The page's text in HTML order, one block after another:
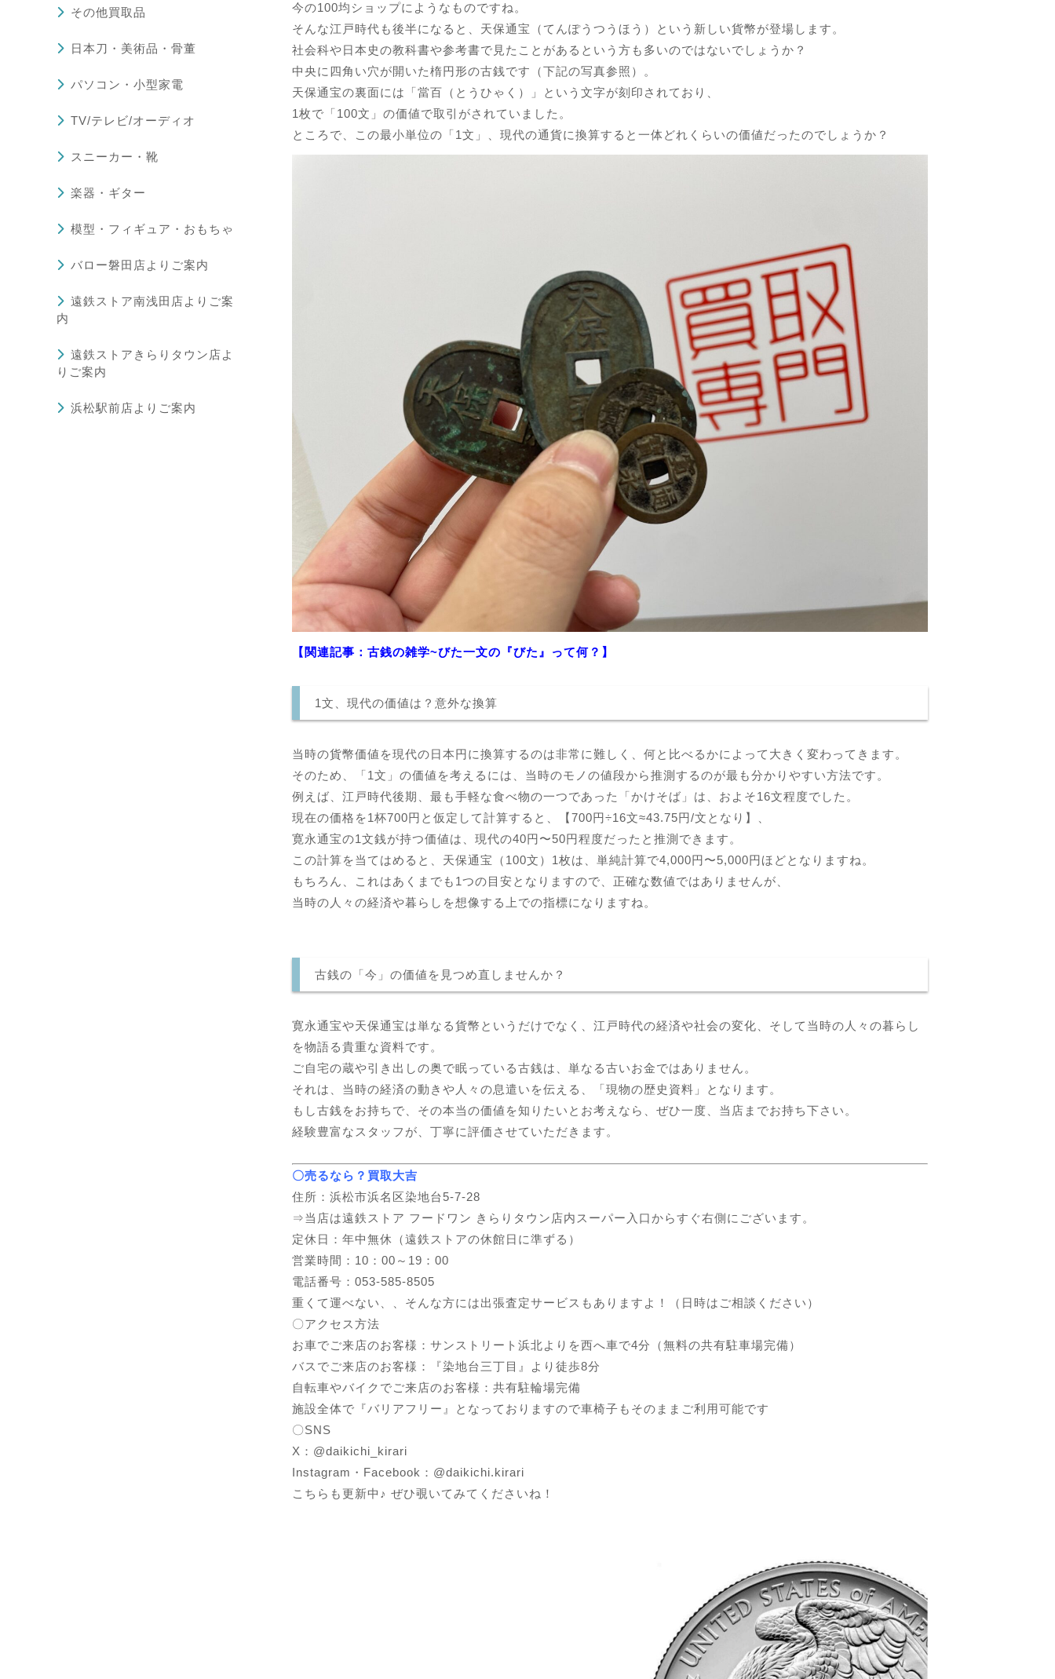
今の100均ショップにようなものですね。
そんな江戸時代も後半になると、天保通宝（てんぽうつうほう）という新しい貨幣が登場します。
社会科や日本史の教科書や参考書で見たことがあるという方も多いのではないでしょうか？
中央に四角い穴が開いた楕円形の古銭です（下記の写真参照）。
天保通宝の裏面には「當百（とうひゃく）」という文字が刻印されており、
1枚で「100文」の価値で取引がされていました。
ところで、この最小単位の「1文」、現代の通貨に換算すると一体どれくらいの価値だったのでしょうか？
【関連記事：古銭の雑学~びた一文の『びた』って何？】
1文、現代の価値は？意外な換算
当時の貨幣価値を現代の日本円に換算するのは非常に難しく、何と比べるかによって大きく変わってきます。
そのため、「1文」の価値を考えるには、当時のモノの値段から推測するのが最も分かりやすい方法です。
例えば、江戸時代後期、最も手軽な食べ物の一つであった「かけそば」は、およそ16文程度でした。
現在の価格を1杯700円と仮定して計算すると、【700円÷16文≈43.75円/文となり】、
寛永通宝の1文銭が持つ価値は、現代の40円〜50円程度だったと推測できます。
この計算を当てはめると、天保通宝（100文）1枚は、単純計算で4,000円〜5,000円ほどとなりますね。
もちろん、これはあくまでも1つの目安となりますので、正確な数値ではありませんが、
当時の人々の経済や暮らしを想像する上での指標になりますね。
古銭の「今」の価値を見つめ直しませんか？
寛永通宝や天保通宝は単なる貨幣というだけでなく、江戸時代の経済や社会の変化、そして当時の人々の暮らし
を物語る貴重な資料です。
ご自宅の蔵や引き出しの奥で眠っている古銭は、単なる古いお金ではありません。
それは、当時の経済の動きや人々の息遣いを伝える、「現物の歴史資料」となります。
もし古銭をお持ちで、その本当の価値を知りたいとお考えなら、ぜひ一度、当店までお持ち下さい。
経験豊富なスタッフが、丁寧に評価させていただきます。
〇売るなら？買取大吉
住所：浜松市浜名区染地台5-7-28
⇒当店は遠鉄ストア フードワン きらりタウン店内スーパー入口からすぐ右側にございます。
定休日：年中無休（遠鉄ストアの休館日に準ずる）
営業時間：10：00～19：00
電話番号：053-585-8505
重くて運べない、、そんな方には出張査定サービスもありますよ！（日時はご相談ください）
〇アクセス方法
お車でご来店のお客様：サンストリート浜北よりを西へ車で4分（無料の共有駐車場完備）
バスでご来店のお客様：『染地台三丁目』より徒歩8分
自転車やバイクでご来店のお客様：共有駐輪場完備
施設全体で『バリアフリー』となっておりますので車椅子もそのままご利用可能です
〇SNS
X：@daikichi_kirari
Instagram・Facebook：@daikichi.kirari
こちらも更新中♪ ぜひ覗いてみてくださいね！
その他買取品
日本刀・美術品・骨董
パソコン・小型家電
TV/テレビ/オーディオ
スニーカー・靴
楽器・ギター
模型・フィギュア・おもちゃ
バロー磐田店よりご案内
遠鉄ストア南浅田店よりご案
内
遠鉄ストアきらりタウン店よ
りご案内
浜松駅前店よりご案内